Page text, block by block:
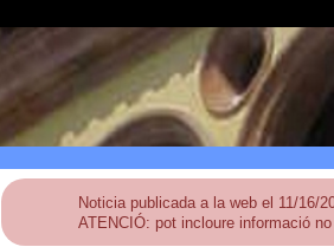
Noticia publicada a la web el 11/16/
ATENCIÓ: pot incloure informació